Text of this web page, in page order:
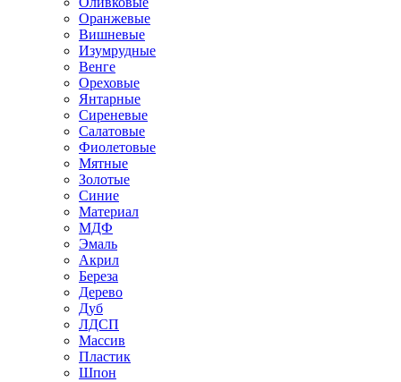
Оранжевые
Вишневые
Изумрудные
Венге
Ореховые
Янтарные
Сиреневые
Салатовые
Фиолетовые
Мятные
Золотые
Синие
Материал
МДФ
Эмаль
Акрил
Береза
Дерево
Дуб
ЛДСП
Массив
Пластик
Шпон